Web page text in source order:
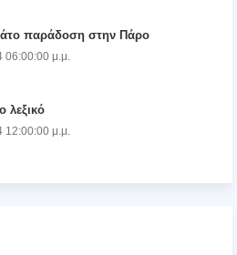
παράδοση στην Πάρο
06:00:00 μ.μ.
λεξικό
12:00:00 μ.μ.